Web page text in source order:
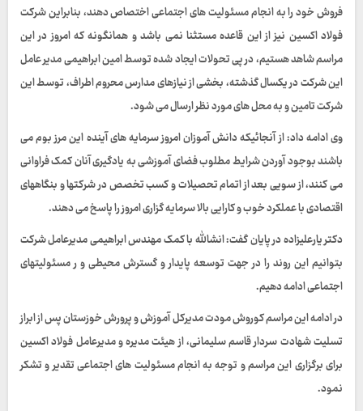
فروش خود را به انجام مسئولیت های اجتماعی اختصاص دهند، بنابراین شرکت
فولاد اکسین نیز از این قاعده مستثنا نمی باشد و همانگونه که امروز در این
مراسم شاهد هستیم، در پی تحولات ایجاد شده توسط امین ابراهیمی مدیر عامل
این شرکت در یکسال گذشته، بخشی از نیازهای مدارس محروم اطراف، توسط این
شرکت تامین و به محل های مورد نظر ارسال می شود.
وی ادامه داد: از آنجائیکه دانش آموزان امروز سرمایه های آینده این مرز بوم می
باشند بوجود آوردن شرایط مطلوب فضای آموزشی به یادگیری آنان کمک فراوانی
می کنند، از سویی بعد از اتمام تحصیلات و کسب تخصص در شرکتها و بنگاههای
اقتصادی با عملکرد خوب و کارایی بالا سرمایه گزاری امروز را پاسخ می دهند.
دکتر یارعلیزاده در پایان گفت: انشالله با کمک مهندس ابراهیمی مدیرعامل شرکت
بتوانیم این روند را در جهت توسعه پایدار و گسترش محیطی و ر مسئولیتهای
اجتماعی ادامه دهیم.
در ادامه این مراسم کوروش مودت مدیرکل آموزش و پرورش خوزستان پس از ابراز
تسلیت شهادت سردار قاسم سلیمانی، از هیئت مدیره و مدیرعامل فولاد اکسین
برای برگزاری این مراسم و توجه به انجام مسئولیت های اجتماعی تقدیر و تشکر
نمود.